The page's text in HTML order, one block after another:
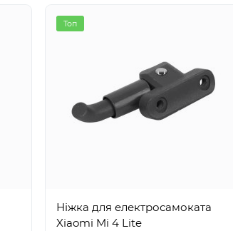
Топ
Ніжка для електросамоката
Xiaomi Mi 4 Lite